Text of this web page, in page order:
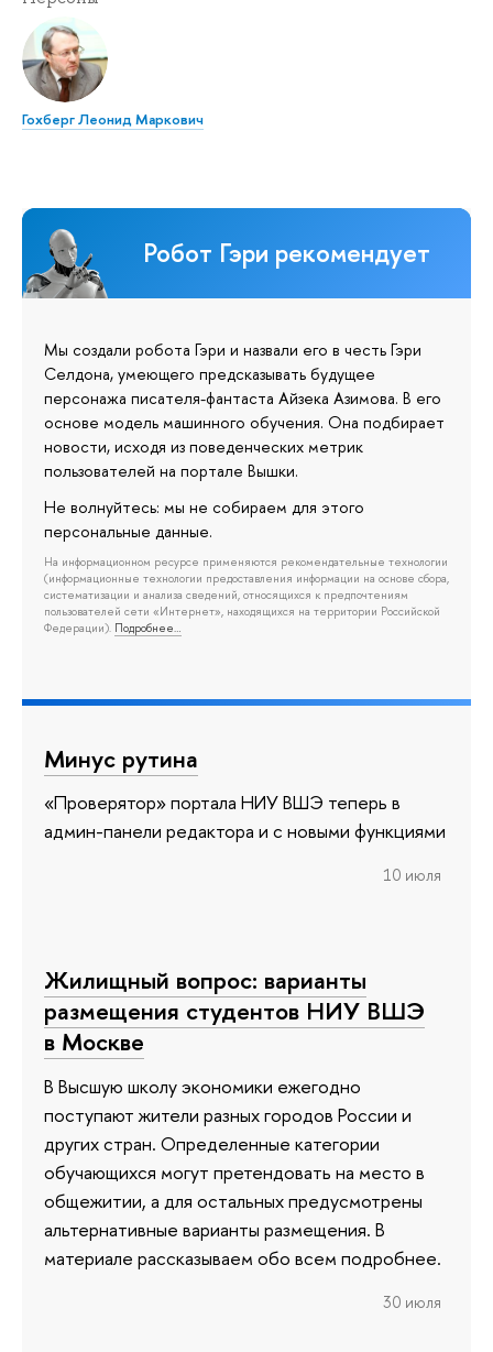
Гохберг Леонид Маркович
Робот Гэри рекомендует
Мы создали робота Гэри и назвали его в честь Гэри
Селдона, умеющего предсказывать будущее
персонажа писателя-фантаста Айзека Азимова. В его
основе модель машинного обучения. Она подбирает
новости, исходя из поведенческих метрик
пользователей на портале Вышки.
Не волнуйтесь: мы не собираем для этого
персональные данные.
На информационном ресурсе применяются рекомендательные технологии
(информационные технологии предоставления информации на основе сбора,
систематизации и анализа сведений, относящихся к предпочтениям
пользователей сети «Интернет», находящихся на территории Российской
Федерации). Подробнее…
Минус рутина
«Проверятор» портала НИУ ВШЭ теперь в
админ-панели редактора и с новыми функциями
10 июля
Жилищный вопрос: варианты
размещения студентов НИУ ВШЭ
в Москве
В Высшую школу экономики ежегодно
поступают жители разных городов России и
других стран. Определенные категории
обучающихся могут претендовать на место в
общежитии, а для остальных предусмотрены
альтернативные варианты размещения. В
материале рассказываем обо всем подробнее.
30 июля